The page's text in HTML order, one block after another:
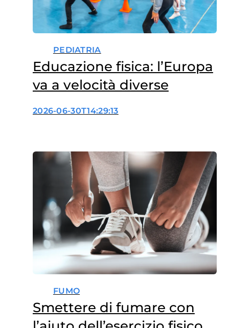
PEDIATRIA
Educazione fisica: l’Europa
va a velocità diverse
2026-06-30T14:29:13
FUMO
Smettere di fumare con